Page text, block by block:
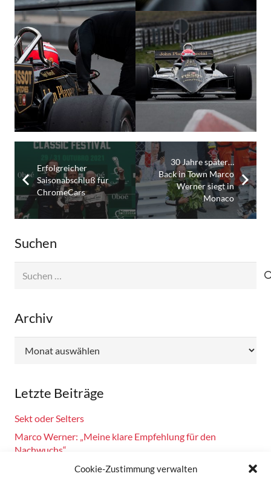
Cookie-Zustimmung verwalten
Erfolgreicher
Saisonabschluß für
ChromeCars
30 Jahre später…
Back in Town Marco
Werner siegt in
Monaco
Suchen
Archiv
Letzte Beiträge
Sekt oder Selters
Marco Werner: „Meine klare Empfehlung für den
Nachwuchs“
Fahrsicherheitstraining am 14.10.2024